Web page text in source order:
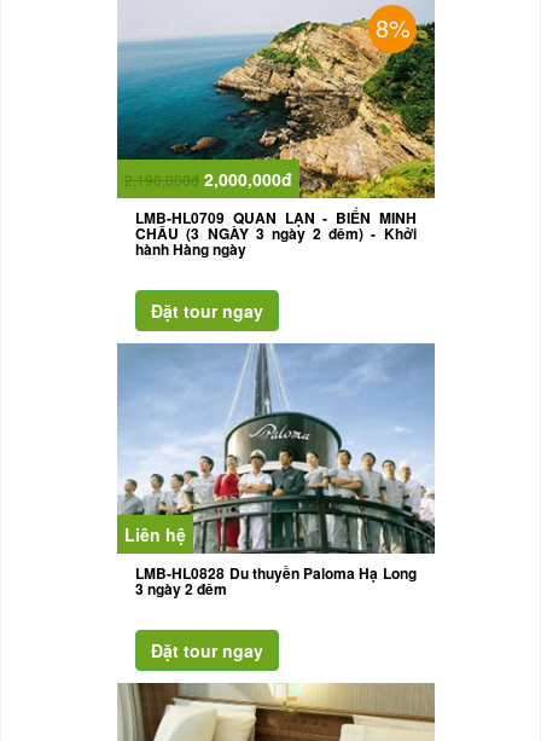
8%
2,190,000đ 2,000,000đ
LMB-HL0709 QUAN LẠN - BIỂN MINH
CHÂU (3 NGÀY 3 ngày 2 đêm) - Khởi
hành Hàng ngày
Liên hệ
LMB-HL0828 Du thuyền Paloma Hạ Long
3 ngày 2 đêm